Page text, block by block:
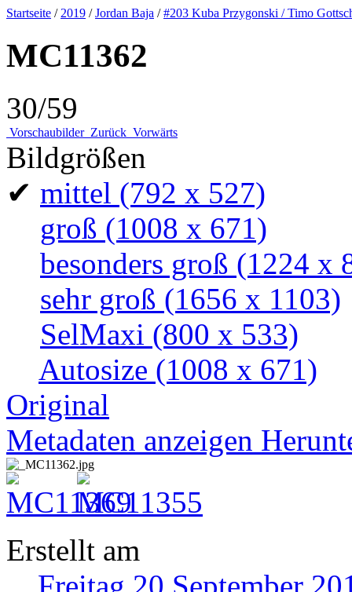
Startseite / 2019 /Jordan Baja /#203 Kuba Przygonski / Timo
MC11362
30/59
Vorschaubilder Zurück Vorwärts
Bildgrößen
✔ mittel (792 x 527)
groß (1008 x 671)
besonders groß (1224 x
sehr groß (1656 x 1103)
SelMaxi (800 x 533)
Autosize (1008 x 671)
Original
Metadaten anzeigen
Erstellt am
Freitag 20 September